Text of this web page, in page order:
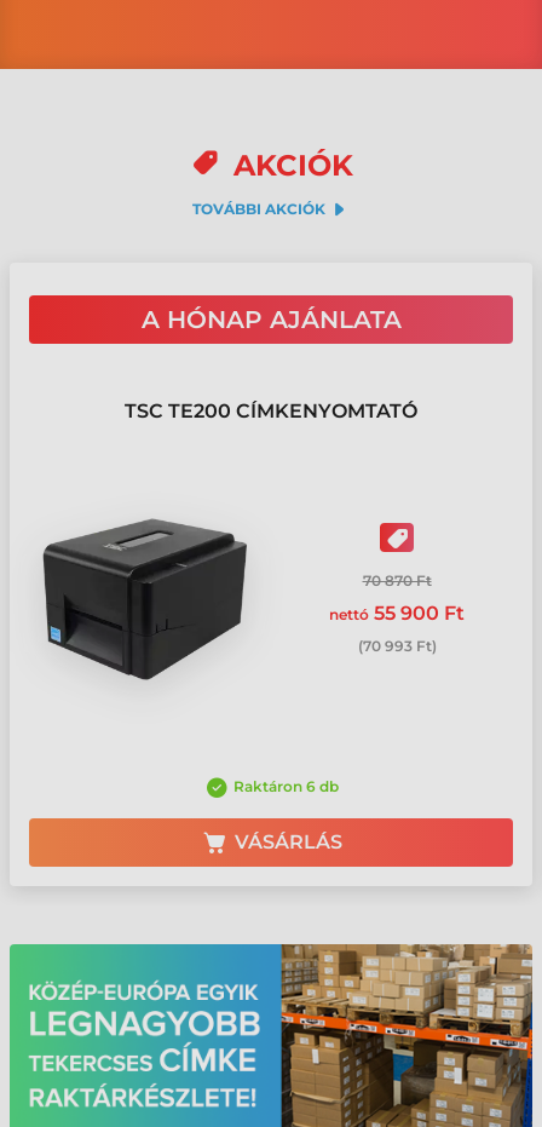
AKCIÓK
TOVÁBBI AKCIÓK arrow_down_sm
A HÓNAP AJÁNLATA
TSC TE200 CÍMKENYOMTATÓ
70 870 Ft
nettó 55 900 Ft
(70 993 Ft)
Raktáron 6 db
VÁSÁRLÁS